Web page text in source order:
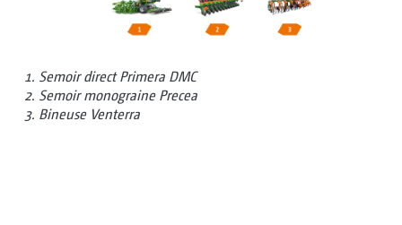
Semoir direct Primera DMC
Semoir monograine Precea
Bineuse Venterra